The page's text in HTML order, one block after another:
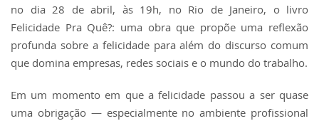
no dia 28 de abril, às 19h, no Rio de Janeiro, o livro
Felicidade Pra Quê?: uma obra que propõe uma reflexão
profunda sobre a felicidade para além do discurso comum
que domina empresas, redes sociais e o mundo do trabalho.
Em um momento em que a felicidade passou a ser quase
uma obrigação — especialmente no ambiente profissional